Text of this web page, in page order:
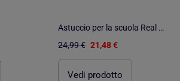
Astuccio per la scuola Real Madrid con triplo scomparto con accessori
24,99 € 21,48 €
Vedi prodotto